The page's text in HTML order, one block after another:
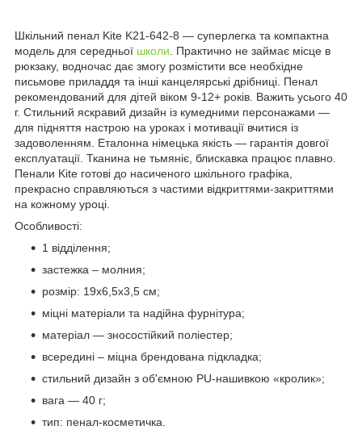
Шкільний пенал Kite K21-642-8 — суперлегка та компактна
модель для середньої школи. Практично не займає місце в
рюкзаку, водночас дає змогу розмістити все необхідне
письмове приладдя та інші канцелярські дрібниці. Пенал
рекомендований для дітей віком 9-12+ років. Важить усього 40
г. Стильний яскравий дизайн із кумедними персонажами —
для підняття настрою на уроках і мотивації вчитися із
задоволенням. Еталонна німецька якість — гарантія довгої
експлуатації. Тканина не тьмяніє, блискавка працює плавно.
Пенали Kite готові до насиченого шкільного графіка,
прекрасно справляються з частими відкриттями-закриттями
на кожному уроці.
Особливості:
1 відділення;
застежка – молния;
розмір: 19х6,5х3,5 см;
міцні матеріали та надійна фурнітура;
матеріал — зносостійкий поліестер;
всередині – міцна брендована підкладка;
стильний дизайн з об'ємною PU-нашивкою «кролик»;
вага — 40 г;
тип: пенал-косметичка.